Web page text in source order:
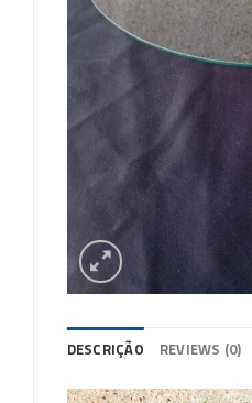
DESCRIÇÃO REVIEWS (0)